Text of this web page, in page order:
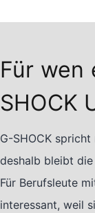
Für wen
SHOCK
G-SHOCK
deshalb bleibt
Für Berufsleute
interessant, weil